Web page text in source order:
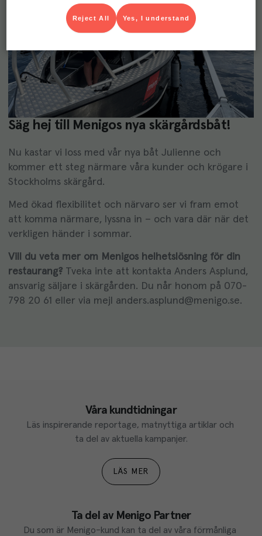
Säg hej till Menigos nya skärgårdsbåt!
Nu kastar vi loss med vår nya båt Julienne och
kommer ett steg närmare våra kunder och krögare i
Stockholms skärgård.
Med ökad flexibilitet och närvaro ser vi fram emot
att komma närmare, lyssna in – och vara där när det
verkligen händer i sommar.
Vill du veta mer om Menigos helhetslösning för din
restaurang? Tveka inte att kontakta Anders Asplund,
ansvarig säljare i skärgården. Du når honom på 070-
798 20 61 eller via mejl anders.asplund@menigo.se.
Våra kundtidningar
Läs inspirerande reportage, matnyttiga artiklar och
ta del av aktuella kampanjer.
LÄS MER
Ta del av Menigo Partner
Du som är Menigo-kund kan ta del av våra förmånliga
Yes, I understand
Reject All